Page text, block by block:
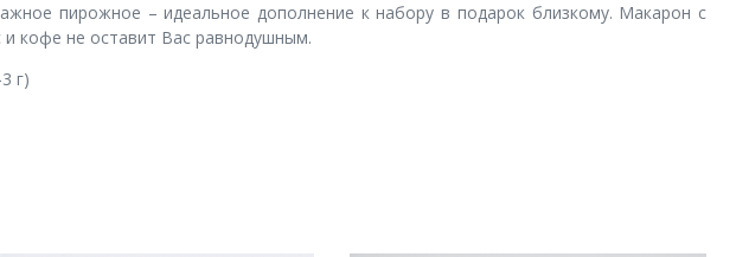
пирожное – идеальное дополнение к набору в подарок близкому. Макарон с
кофе не оставит Вас равнодушным.
г)